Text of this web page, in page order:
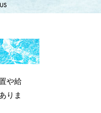
や給
りま